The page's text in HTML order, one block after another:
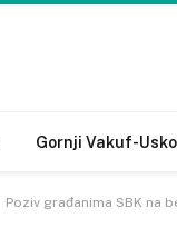
Gornji Vakuf-
Poziv građanima SBK na